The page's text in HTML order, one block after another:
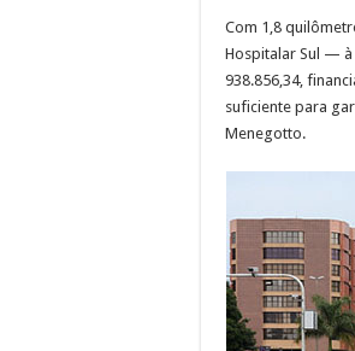
Com 1,8
Hospitalar Sul — à
938.856,34,
suficiente para
Menegotto.